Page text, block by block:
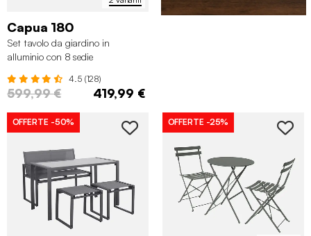
Capua 180
Set tavolo da giardino in
alluminio con 8 sedie
4.5 (128)
599,99 € 419,99 €
OFFERTE -50% OFFERTE -25%